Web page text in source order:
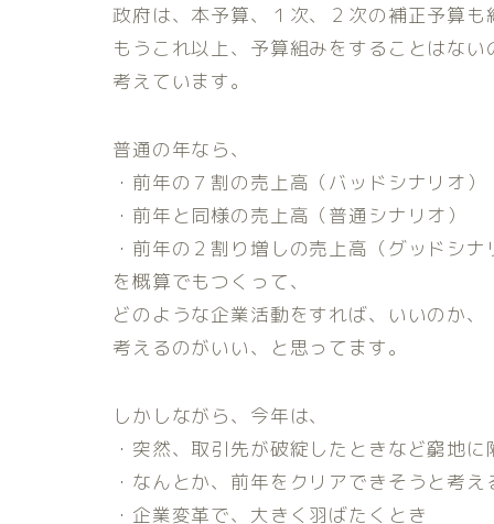
政府は、本予算、１次、２次の補正予算も
もうこれ以上、予算組みをすることはない
考えています。
普通の年なら、
・前年の７割の売上高（バッドシナリオ）
・前年と同様の売上高（普通シナリオ）
・前年の２割り増しの売上高（グッドシナ
を概算でもつくって、
どのような企業活動をすれば、いいのか、
考えるのがいい、と思ってます。
しかしながら、今年は、
・突然、取引先が破綻したときなど窮地に
・なんとか、前年をクリアできそうと考え
・企業変革で、大きく羽ばたくとき